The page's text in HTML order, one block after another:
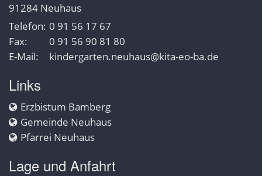
91284 Neuhaus
Telefon: 0 91 56 17 67
Fax:
0 91 56 90 81 80
E-Mail:
kindergarten.neuhaus@kita-eo-ba.de
Links
Erzbistum Bamberg
Gemeinde Neuhaus
Pfarrei Neuhaus
Lage und Anfahrt